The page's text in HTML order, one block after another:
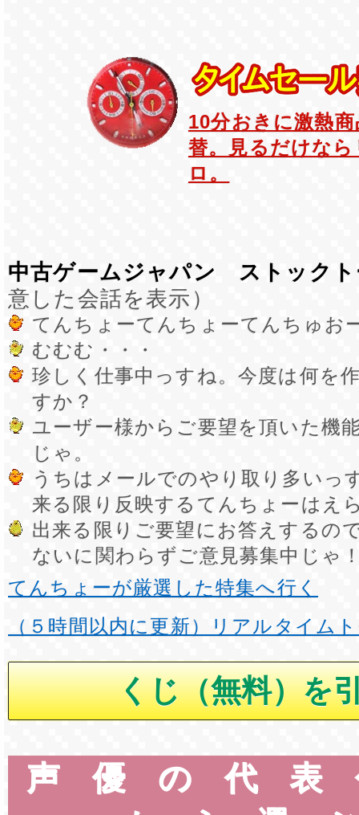
10分おきに激熱
替。見るだけな
ロ。
中古ゲームジャパン ストックト
意した会話を表示）
てんちょーてんちょーてんちゅお
むむむ・・・
珍しく仕事中っすね。今度は何を
すか？
ユーザー様からご要望を頂いた機
じゃ。
うちはメールでのやり取り多いっ
来る限り反映するてんちょーはえ
出来る限りご要望にお答えするの
ないに関わらずご意見募集中じゃ
てんちょーが厳選した特集へ行く
（５時間以内に更新）リアルタイム
声優の代